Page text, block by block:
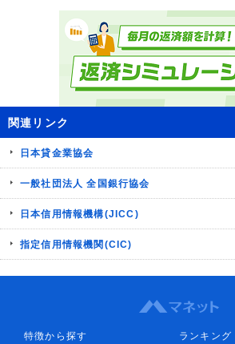
関連リンク
日本貸金業協会
一般社団法人 全国銀行協会
日本信用情報機構(JICC)
指定信用情報機関(CIC)
特徴から探す
ランキング